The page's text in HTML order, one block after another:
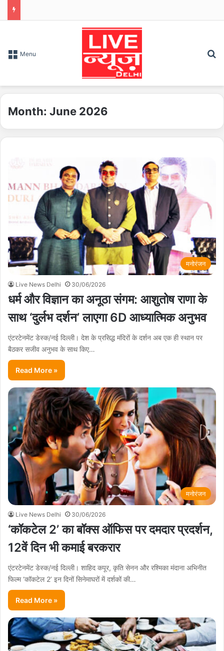
Menu
Month: June 2026
मनोरंजन
Live News Delhi 30/06/2026
धर्म और विज्ञान का अनूठा संगम: आशुतोष राणा के
साथ ‘दुर्लभ दर्शन’ लाएगा 6D आध्यात्मिक अनुभव
एंटरटेनमेंट डेस्क/नई दिल्ली। देश के प्रसिद्ध मंदिरों के दर्शन अब एक ही स्थान पर
बैठकर सजीव अनुभव के साथ किए…
Read More »
मनोरंजन
Live News Delhi 30/06/2026
‘कॉकटेल 2’ का बॉक्स ऑफिस पर दमदार प्रदर्शन,
12वें दिन भी कमाई बरकरार
एंटरटेनमेंट डेस्क/नई दिल्ली। शाहिद कपूर, कृति सेनन और रश्मिका मंदाना अभिनीत
फिल्म ‘कॉकटेल 2’ इन दिनों सिनेमाघरों में दर्शकों की…
Read More »